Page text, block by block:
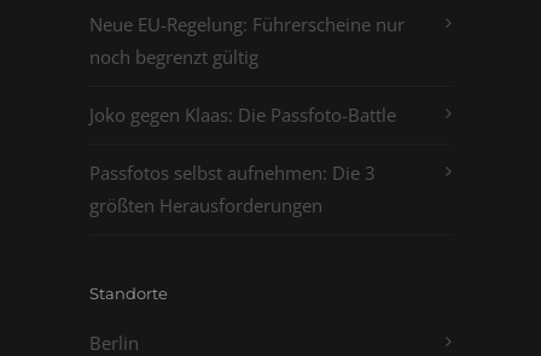
Neue EU-Regelung: Führerscheine nur
noch begrenzt gültig
Joko gegen Klaas: Die Passfoto-Battle
Passfotos selbst aufnehmen: Die 3
größten Herausforderungen
Standorte
Berlin